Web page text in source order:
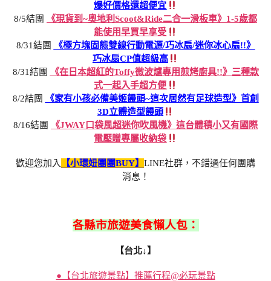
爆好價格還超便宜
8/5結團
《現貨到~奧地利Scoot&Ride二合一滑板車》1-5歲都
能使用早買早享受
8/31結團
《極方塊固態雙線行動電源/巧冰扇/迷你冰心扇!!》
巧冰扇CP值超級高
8/31結團
《在日本超紅的Toffy微波爐專用煎烤廚具!!》三種款
式一起入手超方便
8/2結團
《家有小孩必備美姬饅頭~這次居然有足球造型》首創
3D立體造型饅頭
8/16結團
《JWAY口袋風超迷你吹風機》這台體積小又有國際
電壓贈專屬收納袋
歡迎您加入 【小環妞團團BUY】 LINE社群，不錯過任何團購
消息！
各縣市旅遊美食懶人包：
【台北↓】
●【台北旅遊景點】推薦行程@必玩景點